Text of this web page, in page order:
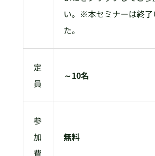
い。※本セミナーは終了
た。
定
員
～10名
参
加
費
無料